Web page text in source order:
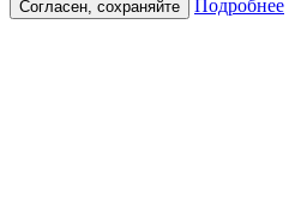
Согласен, сохраняйте Подробнее